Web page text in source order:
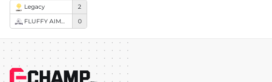
Legacy
2
FLUFFY AIMERS
0